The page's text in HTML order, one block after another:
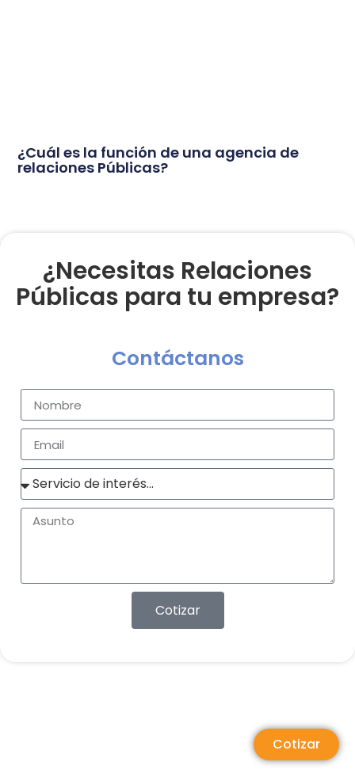
¿Cuál es la función de una agencia de
relaciones Públicas?
¿Necesitas Relaciones
Públicas para tu empresa?
Contáctanos
Cotizar
Cotizar